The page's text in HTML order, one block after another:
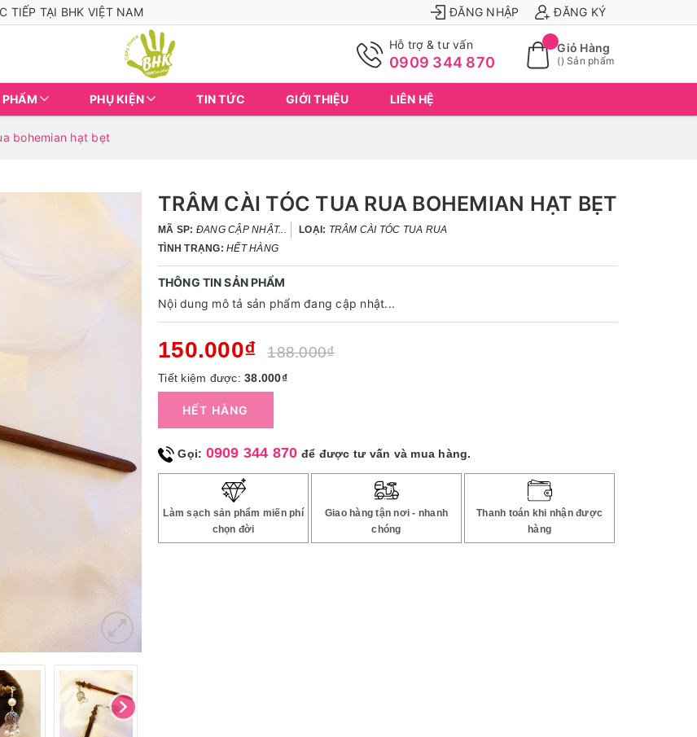
TIẾP TẠI BHK VIỆT NAM ĐĂNG NHẬP ĐĂNG KÝ
Hỗ trợ & tư vấn
0909 344 870
Giỏ Hàng
() Sản phẩm
PHẨM PHỤ KIỆN TIN TỨC GIỚI THIỆU LIÊN HỆ
bohemian hạt bẹt
TRÂM CÀI TÓC TUA RUA BOHEMIAN HẠT BẸT
MÃ SP: ĐANG CẬP NHẬT... LOẠI: TRÂM CÀI TÓC TUA RUA
TÌNH TRẠNG: HẾT HÀNG
THÔNG TIN SẢN PHẨM
Nội dung mô tả sản phẩm đang cập nhật...
150.000₫ 188.000₫
Tiết kiệm được: 38.000₫
HẾT HÀNG
Gọi: 0909 344 870 để được tư vấn và mua hàng.
Làm sạch sản phẩm miến phí
chọn đời
Giao hàng tận nơi - nhanh
chóng
Thanh toán khi nhận được
hàng